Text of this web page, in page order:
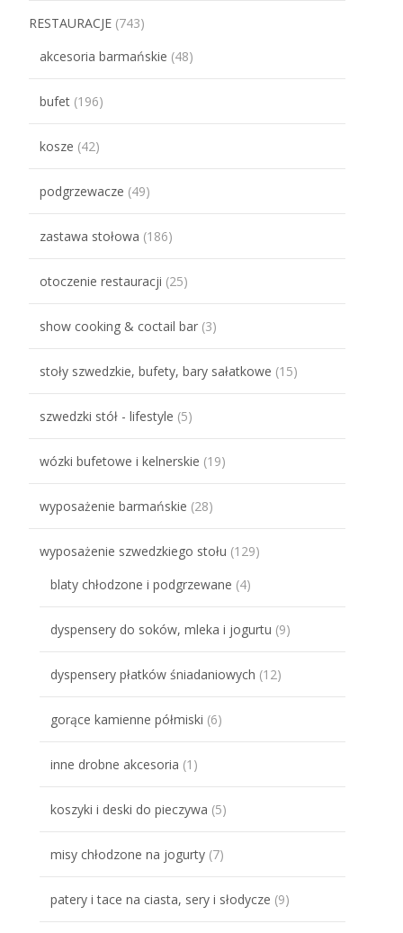
RESTAURACJE (743)
akcesoria barmańskie (48)
bufet (196)
kosze (42)
podgrzewacze (49)
zastawa stołowa (186)
otoczenie restauracji (25)
show cooking & coctail bar (3)
stoły szwedzkie, bufety, bary sałatkowe (15)
szwedzki stół - lifestyle (5)
wózki bufetowe i kelnerskie (19)
wyposażenie barmańskie (28)
wyposażenie szwedzkiego stołu (129)
blaty chłodzone i podgrzewane (4)
dyspensery do soków, mleka i jogurtu (9)
dyspensery płatków śniadaniowych (12)
gorące kamienne półmiski (6)
inne drobne akcesoria (1)
koszyki i deski do pieczywa (5)
misy chłodzone na jogurty (7)
patery i tace na ciasta, sery i słodycze (9)